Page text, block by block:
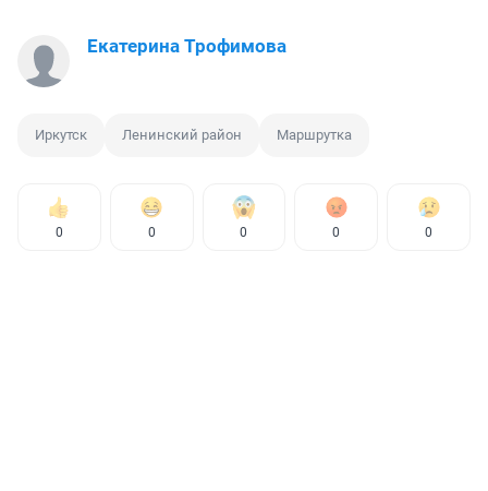
Екатерина Трофимова
Иркутск Ленинский район Маршрутка
0 0 0 0 0